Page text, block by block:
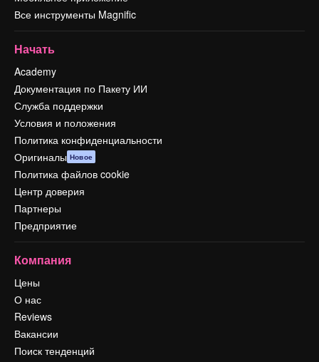
Все инструменты Magnific
Начать
Academy
Документация по Пакету ИИ
Служба поддержки
Условия и положения
Политика конфиденциальности
Оригиналы Новое
Политика файлов cookie
Центр доверия
Партнеры
Предприятие
Компания
Цены
О нас
Reviews
Вакансии
Поиск тенденций